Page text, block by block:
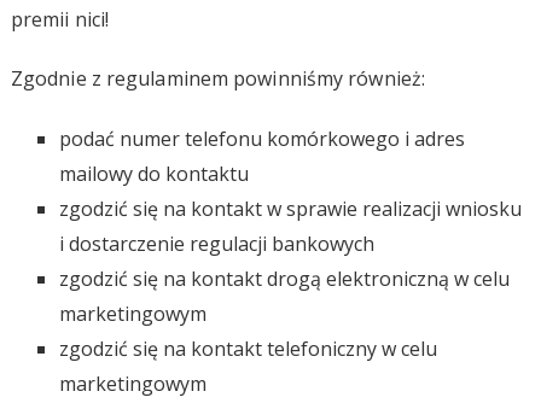
premii nici!
Zgodnie z regulaminem powinniśmy również:
podać numer telefonu komórkowego i adres
mailowy do kontaktu
zgodzić się na kontakt w sprawie realizacji wniosku
i dostarczenie regulacji bankowych
zgodzić się na kontakt drogą elektroniczną w celu
marketingowym
zgodzić się na kontakt telefoniczny w celu
marketingowym